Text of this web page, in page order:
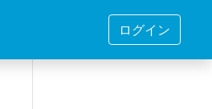
ログイン